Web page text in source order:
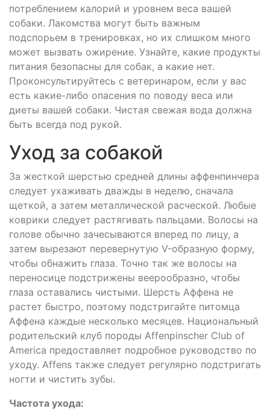
потреблением калорий и уровнем веса вашей
собаки. Лакомства могут быть важным
подспорьем в тренировках, но их слишком много
может вызвать ожирение. Узнайте, какие продукты
питания безопасны для собак, а какие нет.
Проконсультируйтесь с ветеринаром, если у вас
есть какие-либо опасения по поводу веса или
диеты вашей собаки. Чистая свежая вода должна
быть всегда под рукой.
Уход за собакой
За жесткой шерстью средней длины аффенпинчера
следует ухаживать дважды в неделю, сначала
щеткой, а затем металлической расческой. Любые
коврики следует растягивать пальцами. Волосы на
голове обычно зачесываются вперед по лицу, а
затем вырезают перевернутую V-образную форму,
чтобы обнажить глаза. Точно так же волосы на
переносице подстрижены веерообразно, чтобы
глаза оставались чистыми. Шерсть Аффена не
растет быстро, поэтому подстригайте питомца
Аффена каждые несколько месяцев. Национальный
родительский клуб породы Affenpinscher Club of
America предоставляет подробное руководство по
уходу. Affens также следует регулярно подстригать
ногти и чистить зубы.
Частота ухода: